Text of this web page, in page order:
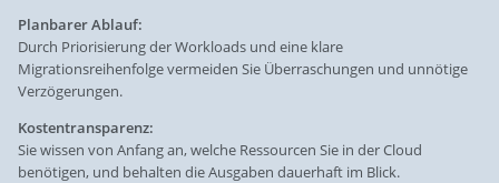
Planbarer Ablauf:
Durch Priorisierung der Workloads und eine klare
Migrationsreihenfolge vermeiden Sie Überraschungen und unnötige
Verzögerungen.
Kostentransparenz:
Sie wissen von Anfang an, welche Ressourcen Sie in der Cloud
benötigen, und behalten die Ausgaben dauerhaft im Blick.